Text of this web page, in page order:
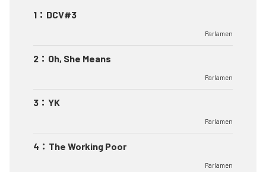
1 ： DCV#3
Parlamen
2 ： Oh, She Means
Parlamen
3 ： YK
Parlamen
4 ： The Working Poor
Parlamen